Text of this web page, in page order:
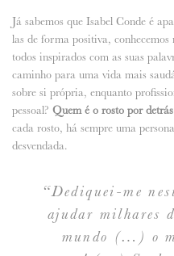
Já sabemos que Isabel Conde é
las de forma positiva,
todos inspirados com as suas
caminho para uma vida mais
sobre si própria, enquanto
pessoal? Quem é o rosto por
cada rosto, há sempre uma
desvendada.
“Dediquei-me
ajudar milhares
mundo (…) o